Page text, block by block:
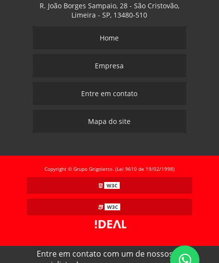
Entre em contato com um de nossos
R. João Borges Sampaio, 28 - São Cristovão,
Limeira - SP, 13480-510
Home
Empresa
Entre em contato
Mapa do site
Copyright © Grupo Grigoletto. (Lei 9610 de 19/02/1998)
W3C
W3C